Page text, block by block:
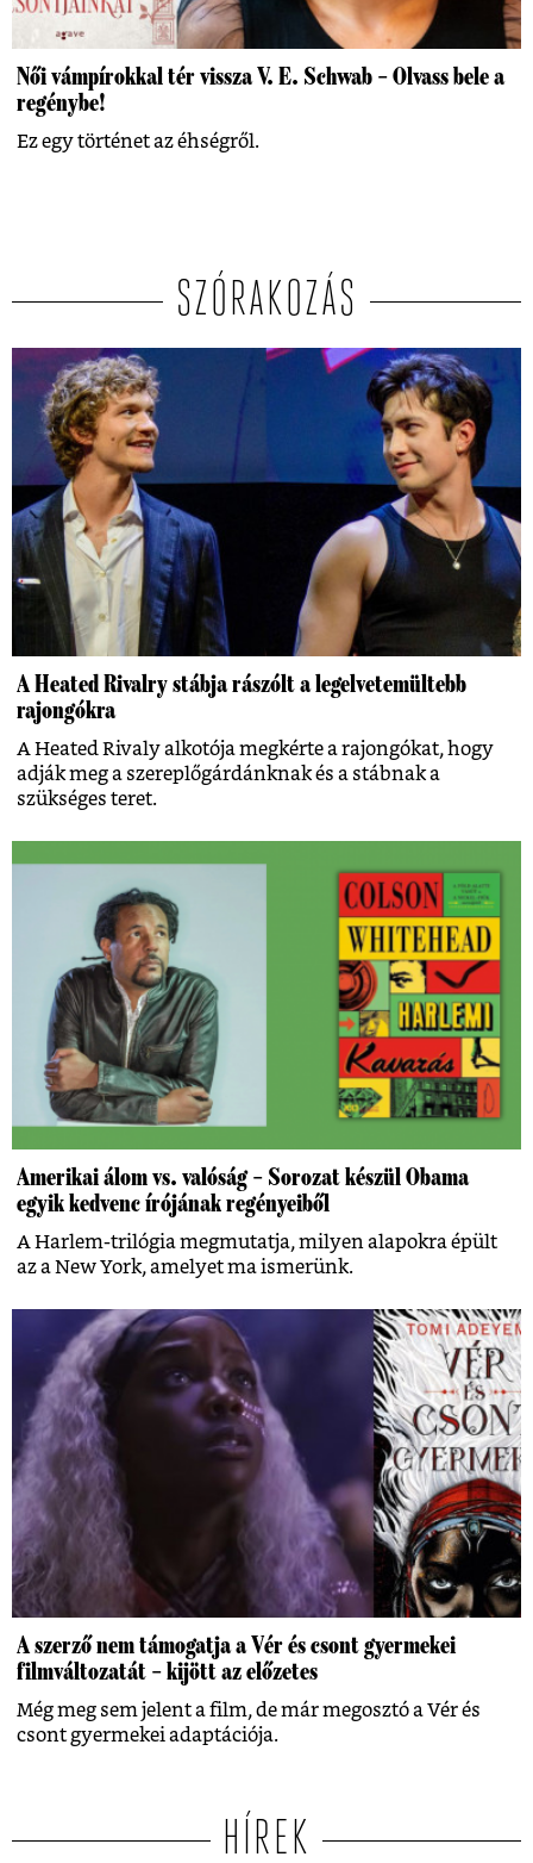
Női vámpírokkal tér vissza V. E. Schwab – Olvass bele a
regénybe!
Ez egy történet az éhségről.
SZÓRAKOZÁS
A Heated Rivalry stábja rászólt a legelvetemültebb
rajongókra
A Heated Rivaly alkotója megkérte a rajongókat, hogy
adják meg a szereplőgárdánknak és a stábnak a
szükséges teret.
Amerikai álom vs. valóság – Sorozat készül Obama
egyik kedvenc írójának regényeiből
A Harlem-trilógia megmutatja, milyen alapokra épült
az a New York, amelyet ma ismerünk.
A szerző nem támogatja a Vér és csont gyermekei
filmváltozatát – kijött az előzetes
Még meg sem jelent a film, de már megosztó a Vér és
csont gyermekei adaptációja.
HÍREK